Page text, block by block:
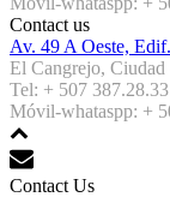
Contact us
Av. 49 A Oeste,
El Cangrejo, Ciudad
Tel: + 507
Móvil-whataspp: +
Contact Us